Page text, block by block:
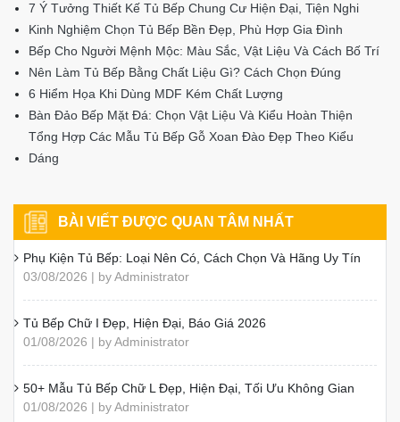
7 Ý Tưởng Thiết Kế Tủ Bếp Chung Cư Hiện Đại, Tiện Nghi
Kinh Nghiệm Chọn Tủ Bếp Bền Đẹp, Phù Hợp Gia Đình
Bếp Cho Người Mệnh Mộc: Màu Sắc, Vật Liệu Và Cách Bố Trí
Nên Làm Tủ Bếp Bằng Chất Liệu Gì? Cách Chọn Đúng
6 Hiểm Họa Khi Dùng MDF Kém Chất Lượng
Bàn Đảo Bếp Mặt Đá: Chọn Vật Liệu Và Kiểu Hoàn Thiện
Tổng Hợp Các Mẫu Tủ Bếp Gỗ Xoan Đào Đẹp Theo Kiểu
Dáng
BÀI VIẾT ĐƯỢC QUAN TÂM NHẤT
Phụ Kiện Tủ Bếp: Loại Nên Có, Cách Chọn Và Hãng Uy Tín
03/08/2026 | by Administrator
Tủ Bếp Chữ I Đẹp, Hiện Đại, Báo Giá 2026
01/08/2026 | by Administrator
50+ Mẫu Tủ Bếp Chữ L Đẹp, Hiện Đại, Tối Ưu Không Gian
01/08/2026 | by Administrator